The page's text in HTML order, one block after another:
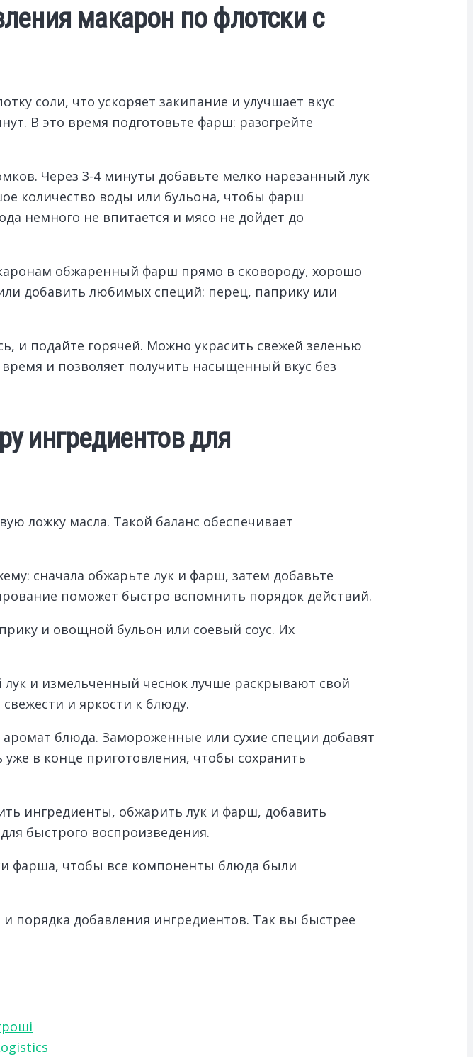
макарон по флотски с
соли, что ускоряет закипание и улучшает вкус
В это время подготовьте фарш: разогрейте
Через 3-4 минуты добавьте мелко нарезанный лук
количество воды или бульона, чтобы фарш
немного не впитается и мясо не дойдет до
обжаренный фарш прямо в сковороду, хорошо
добавить любимых специй: перец, паприку или
и подайте горячей. Можно украсить свежей зеленью
и позволяет получить насыщенный вкус без
ингредиентов для
ложку масла. Такой баланс обеспечивает
сначала обжарьте лук и фарш, затем добавьте
поможет быстро вспомнить порядок действий.
и овощной бульон или соевый соус. Их
и измельченный чеснок лучше раскрывают свой
и яркости к блюду.
блюда. Замороженные или сухие специи добавят
в конце приготовления, чтобы сохранить
ингредиенты, обжарить лук и фарш, добавить
быстрого воспроизведения.
фарша, чтобы все компоненты блюда были
порядка добавления ингредиентов. Так вы быстрее